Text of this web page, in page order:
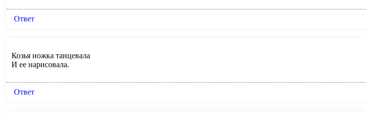
Ответ
Козья ножка танцевала
И ее нарисовала.
Ответ